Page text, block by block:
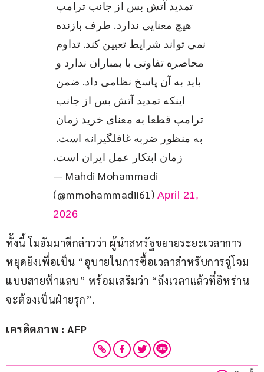
تمدید آتش بس از جانب ترامپ
هیچ معنایی ندارد. طرف بازنده
نمی تواند شرایط تعیین کند. تداوم
محاصره تفاوتی با بمباران ندارد و
باید به آن پاسخ نظامی داد. ضمن
اینکه تمدید آتش بس از جانب
ترامپ قطعا به معنای خرید زمان
به منظور ضربه غافلگیرانه است.
زمان ابتکار عمل ایران است.
— Mahdi Mohammadi
(@mmohammadii61) April 21,
2026
ทั้งนี้ โมฮัมมาดีกล่าวว่า ผู้นำสหรัฐขยายระยะเวลาการ
หยุดยิงเพื่อเป็น “อุบายในการซื้อเวลาสำหรับการจู่โจม
แบบสายฟ้าแลบ” พร้อมเสริมว่า “ถึงเวลาแล้วที่อิหร่าน
จะต้องเป็นฝ่ายรุก”.
เครดิตภาพ : AFP